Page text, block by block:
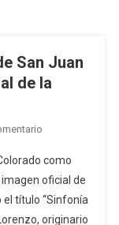
San Juan
de la
En
Obra
De
Noel
Gómez
como
oficial de
título “Sinfonía
originario